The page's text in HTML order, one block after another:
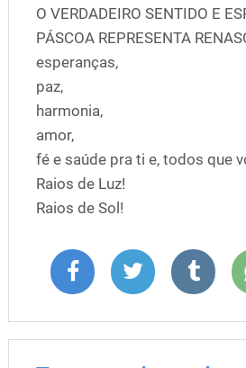
O VERDADEIRO SENTIDO E
PÁSCOA REPRESENTA
esperanças,
paz,
harmonia,
amor,
fé e saúde pra ti e, todos que
Raios de Luz!
Raios de Sol!